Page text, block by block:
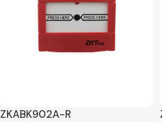
ZKABK902A-R